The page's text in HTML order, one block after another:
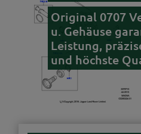
Original 0707
u. Gehäuse
Leistung,
und höchste